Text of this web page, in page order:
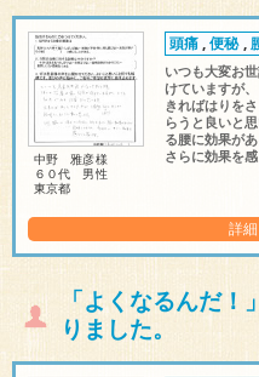
中野 雅彦様
６０代 男性
東京都
頭痛,便秘,
いつも大変お
けていますが
きればはりを
らうと良いと
る腰に効果が
さらに効果を
詳
「よくなるんだ
りました。